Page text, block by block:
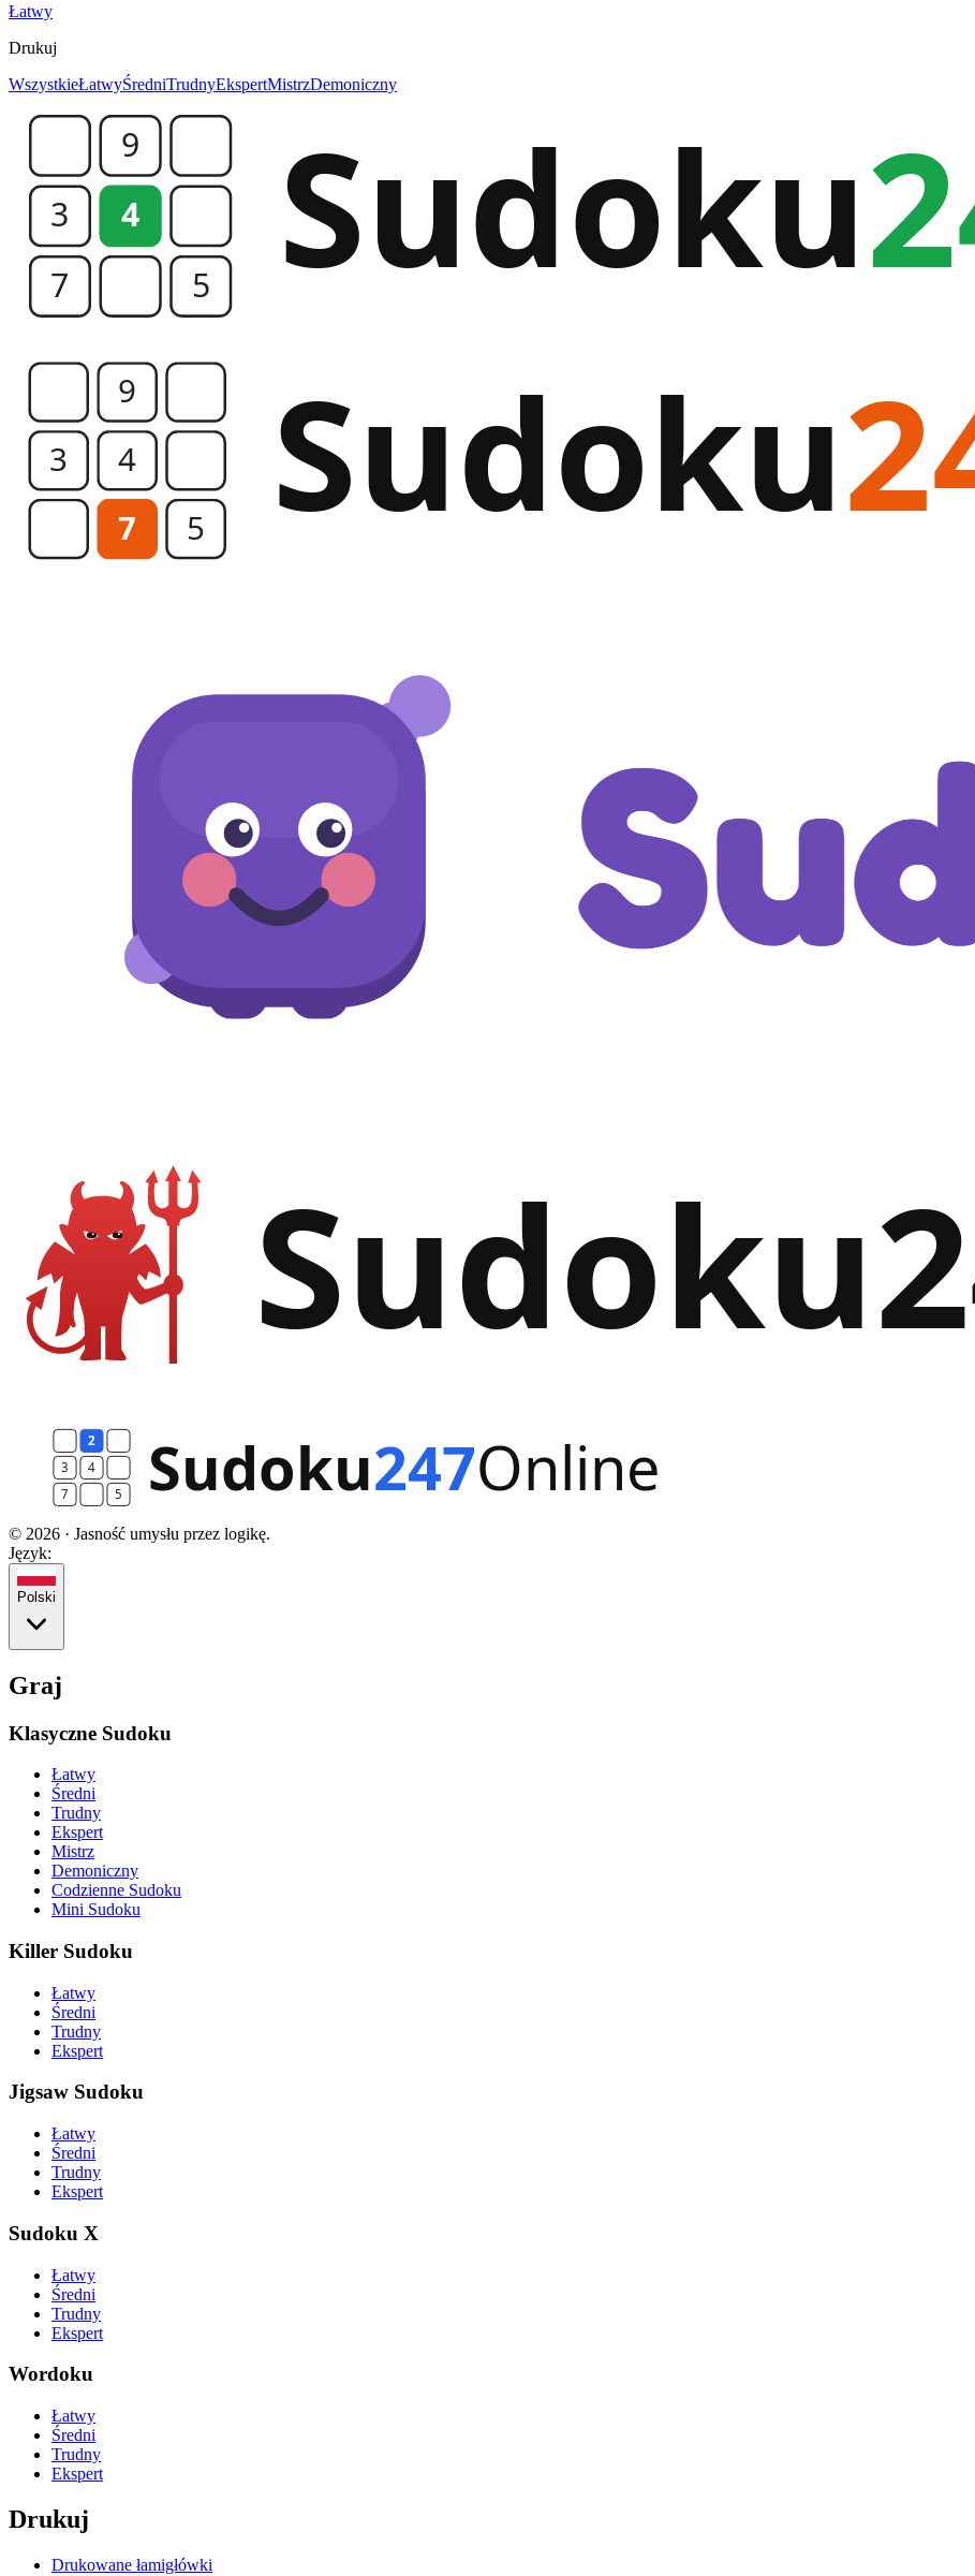
Łatwy
Drukuj
WszystkieŁatwyŚredniTrudnyEkspertMistrzDemoniczny
© 2026 · Jasność umysłu przez logikę.
Język:
Polski
Graj
Klasyczne Sudoku
Łatwy
Średni
Trudny
Ekspert
Mistrz
Demoniczny
Codzienne Sudoku
Mini Sudoku
Killer Sudoku
Łatwy
Średni
Trudny
Ekspert
Jigsaw Sudoku
Łatwy
Średni
Trudny
Ekspert
Sudoku X
Łatwy
Średni
Trudny
Ekspert
Wordoku
Łatwy
Średni
Trudny
Ekspert
Drukuj
Drukowane łamigłówki